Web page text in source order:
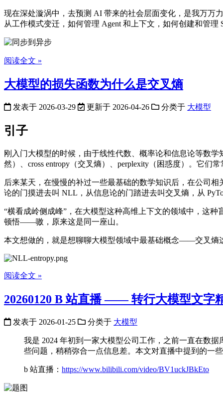
现在深处漩涡中，去预测 AI 带来的社会层面变化，是我万万
从工作模式变迁，如何管理 Agent 和上下文，如何创建和管
阅读全文 »
大模型的损失函数为什么是交叉熵
发表于 2026-03-29 更新于 2026-04-26 分类于 大模型
引子
刚入门大模型的时候，由于线性代数、概率论和信息论等数
然）、cross entropy（交叉熵）、perplexity（困惑度）。它
后来某天，在慢慢的补过一些最基础的数学知识后，在公司
论的门摸进去叫 NLL，从信息论的门踏进去叫交叉熵，从
“横看成岭侧成峰”，在大模型这种高维上下文的领域中，这
顿悟——嗷，原来这是同一座山。
本文想做的，就是想聊聊大模型领域中最基础概念——交叉熵
阅读全文 »
20260120 B 站直播 —— 转行大模型文字
发表于 2026-01-25 分类于 大模型
我是 2024 年初到一家大模型公司工作，之前一直在数
些问题，稍稍弥合一点信息差。本文对直播中提到的一
b 站直播： https://www.bilibili.com/video/BV1uckJBkEto